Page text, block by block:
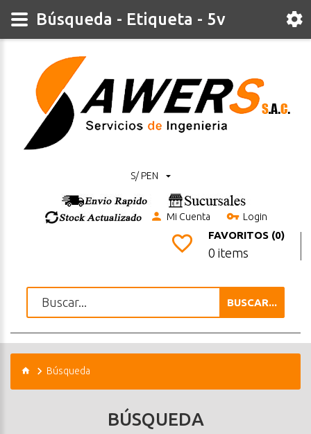
S/ PEN
Mi Cuenta Login
FAVORITOS (0)
0 items
BUSCAR...
Búsqueda
BÚSQUEDA
Búsqueda - Etiqueta - 5v